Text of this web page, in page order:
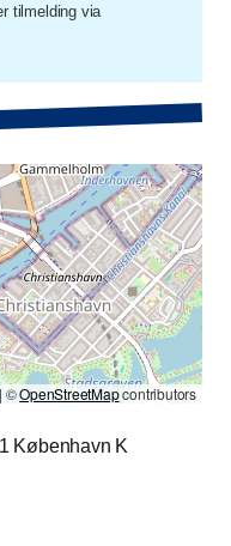
tilmelding via
| ©OpenStreetMapcontributors
København K